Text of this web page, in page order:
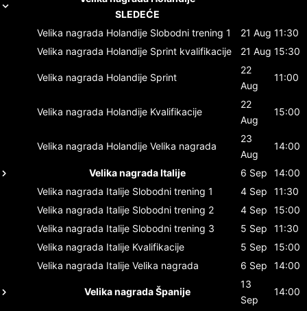
SLEDEĆE
Velika nagrada Holandije Slobodni trening 1 21 Aug 11:30
Velika nagrada Holandije Sprint kvalifikacije 21 Aug 15:30
Velika nagrada Holandije Sprint
22
Aug
11:00
Velika nagrada Holandije Kvalifikacije
22
Aug
15:00
Velika nagrada Holandije Velika nagrada
23
Aug
14:00
Velika nagrada Italije 6 Sep
14:00
Velika nagrada Italije Slobodni trening 1 4 Sep
11:30
Velika nagrada Italije Slobodni trening 2 4 Sep
15:00
Velika nagrada Italije Slobodni trening 3 5 Sep
11:30
Velika nagrada Italije Kvalifikacije 5 Sep
15:00
Velika nagrada Italije Velika nagrada 6 Sep 14:00
Velika nagrada Španije
13
Sep
14:00